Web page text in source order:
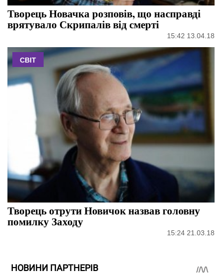
Творець Новачка розповів, що насправді
врятувало Скрипалів від смерті
15:42 13.04.18
СВІТ
Творець отрути Новичок назвав головну
помилку Заходу
15:24 21.03.18
НОВИНИ ПАРТНЕРІВ